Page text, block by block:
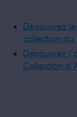
Découvrez
collection du
Découvrez
Collection